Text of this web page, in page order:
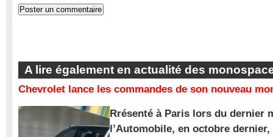
A lire également en actualité des
Chevrolet lance les commandes de son nouveau
Rrésenté à Paris lors du dernier
l’Automobile, en octobre